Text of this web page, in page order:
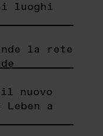
luoghi
la rete
nuovo
a